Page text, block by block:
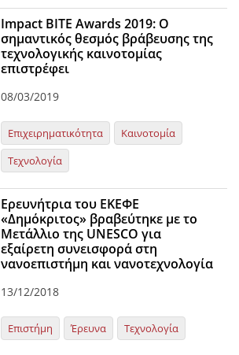
Impact BITE Awards 2019: Ο
σημαντικός θεσμός βράβευσης της
τεχνολογικής καινοτομίας
επιστρέφει
08/03/2019
Επιχειρηματικότητα
Καινοτομία
Τεχνολογία
Ερευνήτρια του ΕΚΕΦΕ
«Δημόκριτος» βραβεύτηκε με το
Μετάλλιο της UNESCO για
εξαίρετη συνεισφορά στη
νανοεπιστήμη και νανοτεχνολογία
13/12/2018
Επιστήμη Έρευνα Τεχνολογία